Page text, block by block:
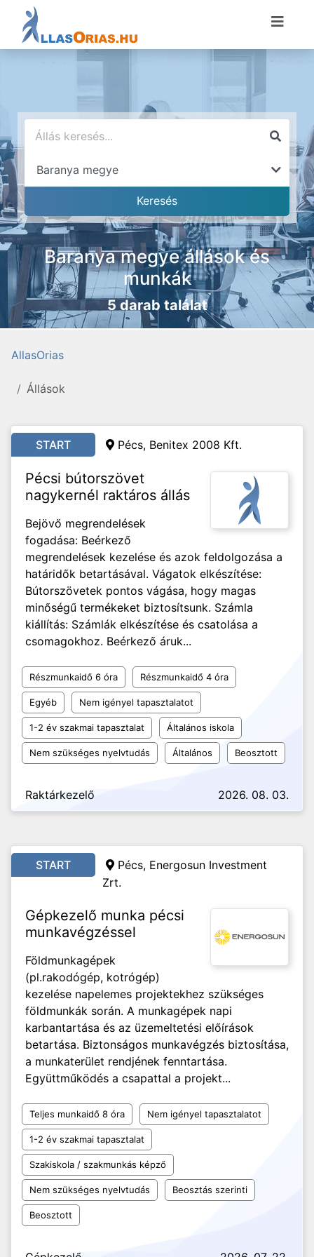
Baranya megye állások és
munkák
5 darab találat
AllasOrias
Állások
START Pécs, Benitex 2008 Kft.
Pécsi bútorszövet
nagykernél raktáros állás
Bejövő megrendelések
fogadása: Beérkező
megrendelések kezelése és azok feldolgozása a
határidők betartásával. Vágatok elkészítése:
Bútorszövetek pontos vágása, hogy magas
minőségű termékeket biztosítsunk. Számla
kiállítás: Számlák elkészítése és csatolása a
csomagokhoz. Beérkező áruk...
Részmunkaidő 6 óra Részmunkaidő 4 óra
Egyéb Nem igényel tapasztalatot
1-2 év szakmai tapasztalat Általános iskola
Nem szükséges nyelvtudás Általános Beosztott
Raktárkezelő 2026. 08. 03.
START
Pécs, Energosun Investment
Zrt.
Gépkezelő munka pécsi
munkavégzéssel
Földmunkagépek
(pl.rakodógép, kotrógép)
kezelése napelemes projektekhez szükséges
földmunkák során. A munkagépek napi
karbantartása és az üzemeltetési előírások
betartása. Biztonságos munkavégzés biztosítása,
a munkaterület rendjének fenntartása.
Együttműködés a csapattal a projekt...
Teljes munkaidő 8 óra Nem igényel tapasztalatot
1-2 év szakmai tapasztalat
Szakiskola / szakmunkás képző
Nem szükséges nyelvtudás Beosztás szerinti
Beosztott